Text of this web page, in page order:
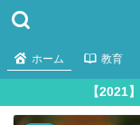
ホーム 教育
【2021